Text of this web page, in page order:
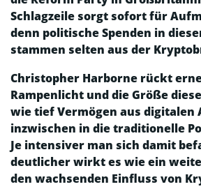
Schlagzeile sorgt sofort für
denn politische Spenden in
stammen selten aus der
Christopher Harborne rückt
Rampenlicht und die Größe
wie tief Vermögen aus digitalen
inzwischen in die traditionelle
Je intensiver man sich damit
deutlicher wirkt es wie ein
den wachsenden Einfluss von